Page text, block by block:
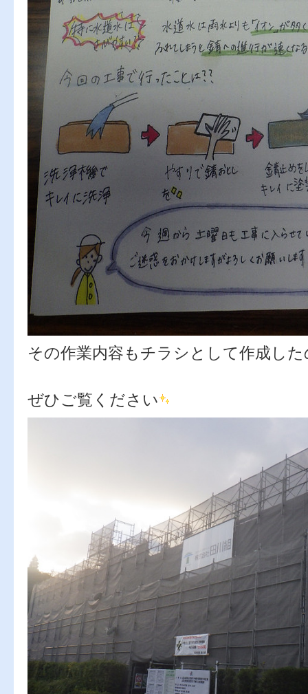
その作業内容もチラシとして作成し
ぜひご覧ください